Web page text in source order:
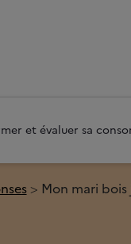
et évaluer sa
Mon mari